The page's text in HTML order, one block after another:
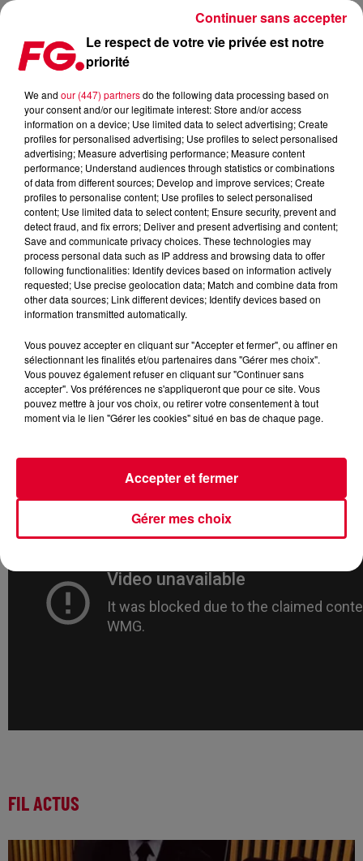
OTTO KNOWS DE RETOUR
Publié : 11 mai 2015 à 7h56 par La rédaction
C’est avecNext To Meque le jeune producteur suédois
officiel vient d’être dévoilé :
FIL ACTUS
Le respect de votre vie privée est notre
priorité
We and our (447) partnersdo the following data processing based on
your consent and/or our legitimate interest: Store and/or access
information on a device; Use limited data to select advertising; Create
profiles for personalised advertising; Use profiles to select personalised
advertising; Measure advertising performance; Measure content
performance; Understand audiences through statistics or combinations
of data from different sources; Develop and improve services; Create
profiles to personalise content; Use profiles to select personalised
content; Use limited data to select content; Ensure security, prevent and
detect fraud, and fix errors; Deliver and present advertising and content;
Save and communicate privacy choices. These technologies may
process personal data such as IP address and browsing data to offer
following functionalities: Identify devices based on information actively
requested; Use precise geolocation data; Match and combine data from
other data sources; Link different devices; Identify devices based on
information transmitted automatically.
Vous pouvez accepter en cliquant sur "Accepter et fermer", ou affiner en
sélectionnant les finalités et/ou partenaires dans "Gérer mes choix".
Vous pouvez également refuser en cliquant sur "Continuer sans
accepter". Vos préférences ne s'appliqueront que pour ce site. Vous
pouvez mettre à jour vos choix, ou retirer votre consentement à tout
moment via le lien "Gérer les cookies" situé en bas de chaque page.
Gérer mes choix
Accepter et fermer
Continuer sans accepter